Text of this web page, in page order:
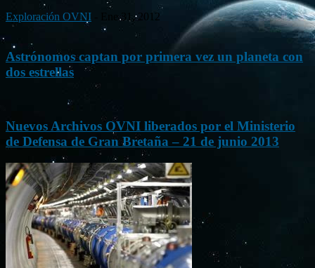
Exploración OVNI Ene 31, 2012
Astrónomos captan por primera vez un planeta con
dos estrellas
Nuevos Archivos OVNI liberados por el Ministerio
de Defensa de Gran Bretaña – 21 de junio 2013